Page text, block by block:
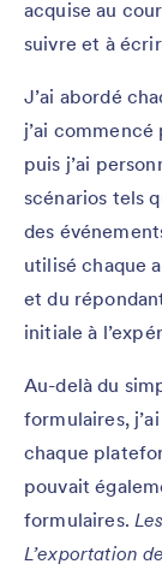
acquise au
suivre et à
J’ai abordé
j’ai
puis j’ai
scénarios tels
des
utilisé chaque
et du
initiale à
Au-delà du
formulaires,
chaque
pouvait
formulaires.
L’exportation